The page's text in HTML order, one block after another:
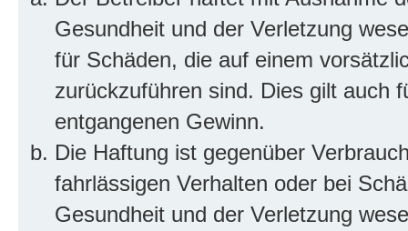
Gesundheit und der Verletzung
für Schäden, die auf einem
zurückzuführen sind. Dies gilt auch
entgangenen Gewinn.
Die Haftung ist gegenüber
fahrlässigen Verhalten oder bei
Gesundheit und der Verletzung